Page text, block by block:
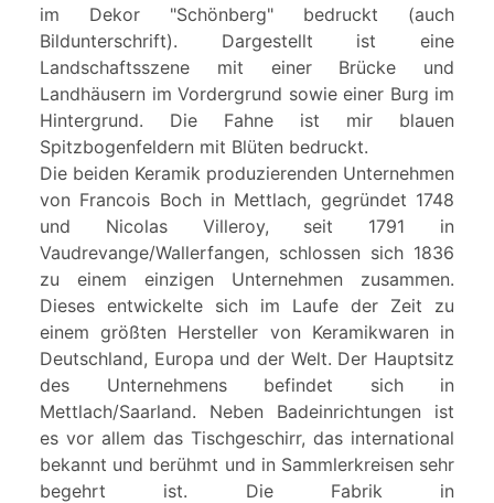
im Dekor "Schönberg" bedruckt (auch
Bildunterschrift). Dargestellt ist eine
Landschaftsszene mit einer Brücke und
Landhäusern im Vordergrund sowie einer Burg im
Hintergrund. Die Fahne ist mir blauen
Spitzbogenfeldern mit Blüten bedruckt.
Die beiden Keramik produzierenden Unternehmen
von Francois Boch in Mettlach, gegründet 1748
und Nicolas Villeroy, seit 1791 in
Vaudrevange/Wallerfangen, schlossen sich 1836
zu einem einzigen Unternehmen zusammen.
Dieses entwickelte sich im Laufe der Zeit zu
einem größten Hersteller von Keramikwaren in
Deutschland, Europa und der Welt. Der Hauptsitz
des Unternehmens befindet sich in
Mettlach/Saarland. Neben Badeinrichtungen ist
es vor allem das Tischgeschirr, das international
bekannt und berühmt und in Sammlerkreisen sehr
begehrt ist. Die Fabrik in